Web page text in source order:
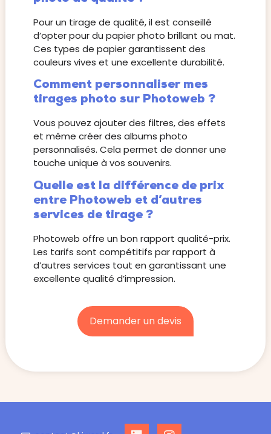
Pour un tirage de qualité, il est conseillé
d’opter pour du papier photo brillant ou mat.
Ces types de papier garantissent des
couleurs vives et une excellente durabilité.
Comment personnaliser mes
tirages photo sur Photoweb ?
Vous pouvez ajouter des filtres, des effets
et même créer des albums photo
personnalisés. Cela permet de donner une
touche unique à vos souvenirs.
Quelle est la différence de prix
entre Photoweb et d’autres
services de tirage ?
Photoweb offre un bon rapport qualité-prix.
Les tarifs sont compétitifs par rapport à
d’autres services tout en garantissant une
excellente qualité d’impression.
Demander un devis